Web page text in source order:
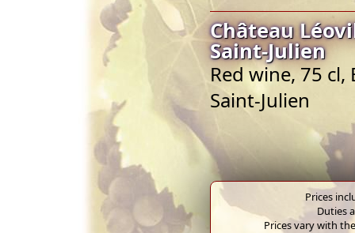
Château
Saint-Julien
Red wine, 75
Saint-Julien
Prices
Duties
Prices vary with